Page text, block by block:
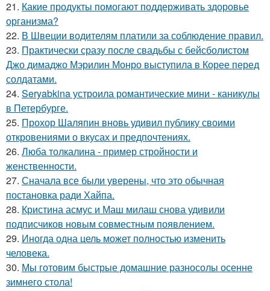
21. Какие продукты помогают поддерживать здоровье
организма?
22. В Швеции водителям платили за соблюдение правил.
23. Практически сразу после свадьбы с бейсболистом
Джо димаджо Мэрилин Монро выступила в Корее перед
солдатами.
24. Seryabkina устроила романтические мини - каникулы
в Петербурге.
25. Прохор Шаляпин вновь удивил публику своими
откровениями о вкусах и предпочтениях.
26. Люба толкалина - пример стройности и
женственности.
27. Сначала все были уверены, что это обычная
постановка ради Хайпа.
28. Кристина асмус и Маш милаш снова удивили
подписчиков новым совместным появлением.
29. Иногда одна цель может полностью изменить
человека.
30. Мы готовим быстрые домашние разносолы осенне
зимнего стола!